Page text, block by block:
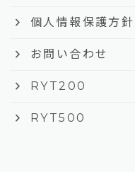
keyboard_arrow_right 個人情報保護方針
keyboard_arrow_right お問い合わせ
keyboard_arrow_right RYT200
keyboard_arrow_right RYT500